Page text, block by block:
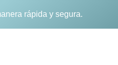
rápida y segura.